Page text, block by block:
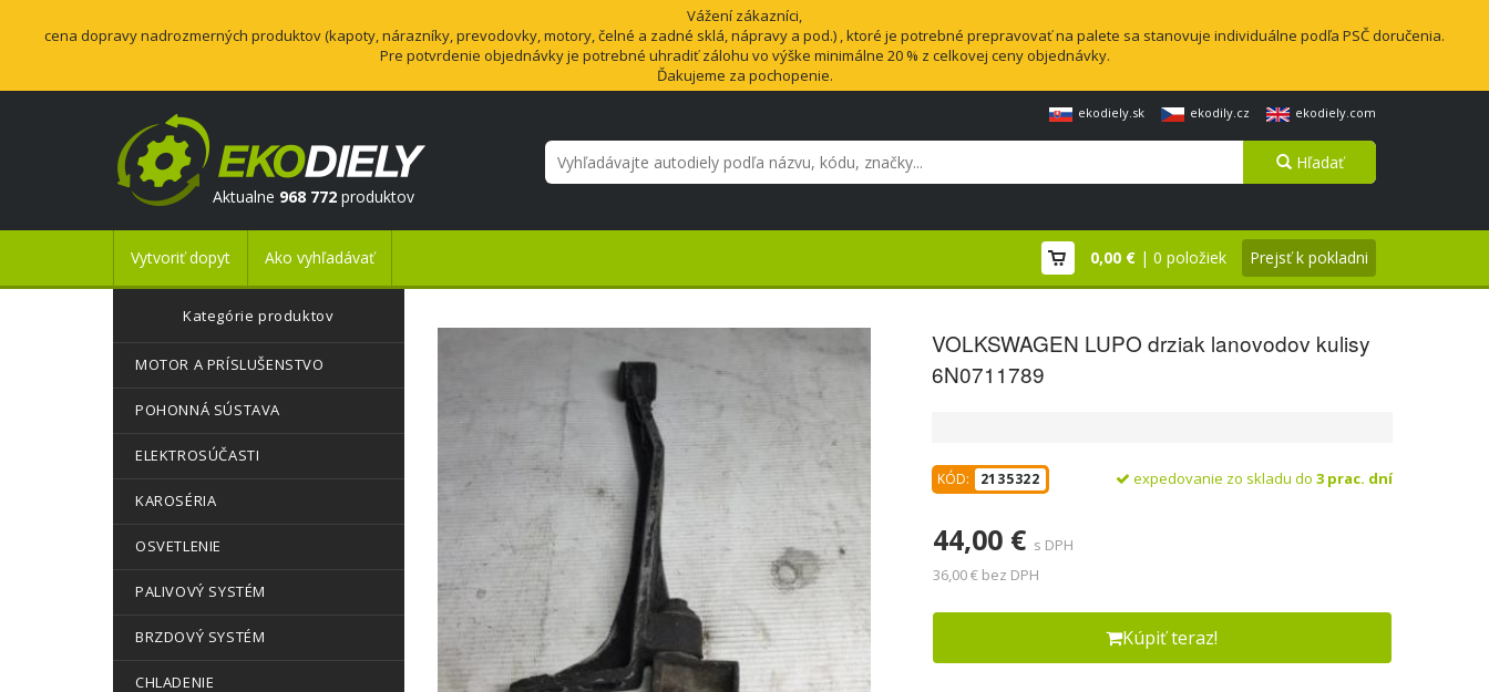
Vážení zákazníci,
cena dopravy nadrozmerných produktov (kapoty, nárazníky, prevodovky, motory, čelné a zadné sklá, nápravy a pod.) , ktoré je potrebné prepravovať na palete sa stanovuje individuálne podľa PSČ doručenia.
Pre potvrdenie objednávky je potrebné uhradiť zálohu vo výške minimálne 20 % z celkovej ceny objednávky.
Ďakujeme za pochopenie.
ekodiely.sk ekodily.cz ekodiely.com
Aktualne 968 772 produktov
Hľadať
Vytvoriť dopyt Ako vyhľadávať 0,00 € | 0 položiek Prejsť k pokladni
Kategórie produktov
MOTOR A PRÍSLUŠENSTVO
POHONNÁ SÚSTAVA
ELEKTROSÚČASTI
KAROSÉRIA
OSVETLENIE
PALIVOVÝ SYSTÉM
BRZDOVÝ SYSTÉM
CHLADENIE
VOLKSWAGEN LUPO drziak lanovodov kulisy
6N0711789
KÓD: 2135322 expedovanie zo skladu do 3 prac. dní
44,00 € s DPH
36,00 € bez DPH
Kúpiť teraz!